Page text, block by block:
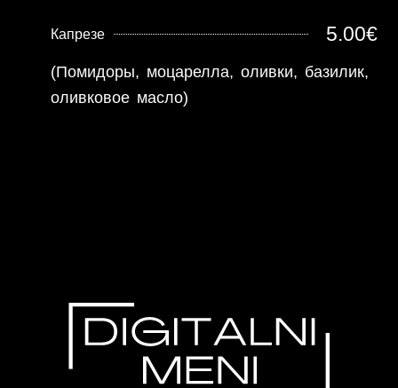
Капрезе 5.00€
(Помидоры, моцарелла, оливки, базилик,
оливковое масло)